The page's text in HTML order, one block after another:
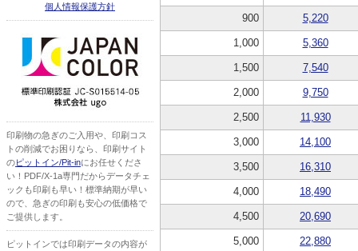
個人情報保護方針
印刷物の急ぎのご入用や、印刷コス
トの削減でお困りなら、印刷サイト
のピットイン/Pit-inにお任せくださ
い！PDF/X-1a専門だからデータチェ
ックも印刷も早い！標準納期が早い
ので、急ぎの印刷も安心の低価格で
ご提供します。
ピットインでは印刷データの内容が
900 5,220
1,000 5,360
1,500 7,540
2,000 9,750
2,500 11,930
3,000 14,100
3,500 16,310
4,000 18,490
4,500 20,690
5,000 22,880